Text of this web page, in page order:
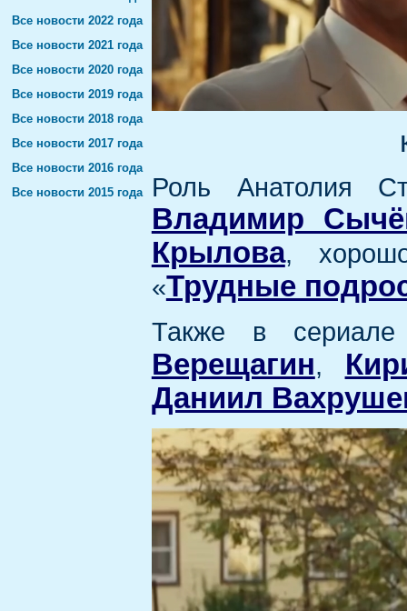
Все новости 2022 года
Все новости 2021 года
Все новости 2020 года
Все новости 2019 года
Все новости 2018 года
Все новости 2017 года
Все новости 2016 года
Все новости 2015 года
Роль Анатолия
Владимир
Крылова,
«Трудные
Также в
Верещагин,
Даниил